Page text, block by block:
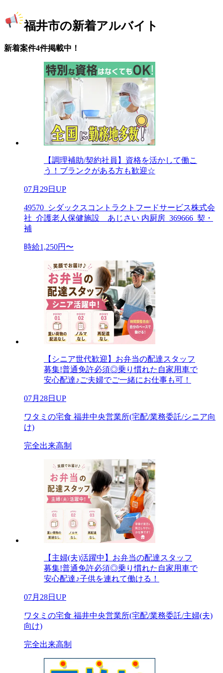
福井市の新着アルバイト
新着案件4件掲載中！
【調理補助/契約社員】資格を活かして働こ
う！ブランクがある方も歓迎☆
07月29日UP
49570_シダックスコントラクトフードサービス株式会
社_介護老人保健施設 あじさい 内厨房_369666_契・
補
時給1,250円〜
【シニア世代歓迎】お弁当の配達スタッフ
募集!普通免許必須◎乗り慣れた自家用車で
安心配達♪ご夫婦でご一緒にお仕事も可！
07月28日UP
ワタミの宅食 福井中央営業所(宅配/業務委託/シニア向
け)
完全出来高制
【主婦(夫)活躍中】お弁当の配達スタッフ
募集!普通免許必須◎乗り慣れた自家用車で
安心配達♪子供を連れて働ける！
07月28日UP
ワタミの宅食 福井中央営業所(宅配/業務委託/主婦(夫)
向け)
完全出来高制